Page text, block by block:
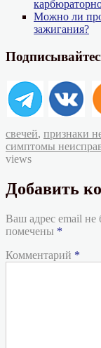
Можно ли
зажигания?
свечей, признаки
симптомы
views
Добавить
Ваш адрес email не
помечены *
Комментарий *